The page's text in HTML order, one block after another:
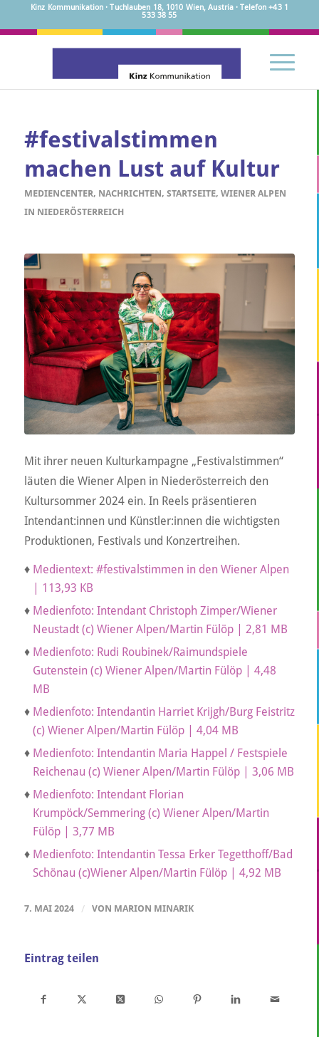
Kinz Kommunikation · Tuchlauben 18, 1010 Wien, Austria · Telefon +43 1
533 38 55
#festivalstimmen
machen Lust auf Kultur
MEDIENCENTER, NACHRICHTEN, STARTSEITE, WIENER ALPEN
IN NIEDERÖSTERREICH
Mit ihrer neuen Kulturkampagne „Festivalstimmen“
läuten die Wiener Alpen in Niederösterreich den
Kultursommer 2024 ein. In Reels präsentieren
Intendant:innen und Künstler:innen die wichtigsten
Produktionen, Festivals und Konzertreihen.
♦ Medientext: #festivalstimmen in den Wiener Alpen
| 113,93 KB
♦ Medienfoto: Intendant Christoph Zimper/Wiener
Neustadt (c) Wiener Alpen/Martin Fülöp | 2,81 MB
♦ Medienfoto: Rudi Roubinek/Raimundspiele
Gutenstein (c) Wiener Alpen/Martin Fülöp | 4,48
MB
♦ Medienfoto: Intendantin Harriet Krijgh/Burg Feistritz
(c) Wiener Alpen/Martin Fülöp | 4,04 MB
♦ Medienfoto: Intendantin Maria Happel / Festspiele
Reichenau (c) Wiener Alpen/Martin Fülöp | 3,06 MB
♦ Medienfoto: Intendant Florian
Krumpöck/Semmering (c) Wiener Alpen/Martin
Fülöp | 3,77 MB
♦ Medienfoto: Intendantin Tessa Erker Tegetthoff/Bad
Schönau (c)Wiener Alpen/Martin Fülöp | 4,92 MB
7. MAI 2024 / VON MARION MINARIK
Eintrag teilen